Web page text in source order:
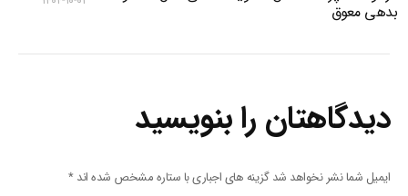
بدهی معوق
دیدگاهتان را بنویسید
ایمیل شما نشر نخواهد شد گزینه های اجباری با ستاره مشخص شده اند*